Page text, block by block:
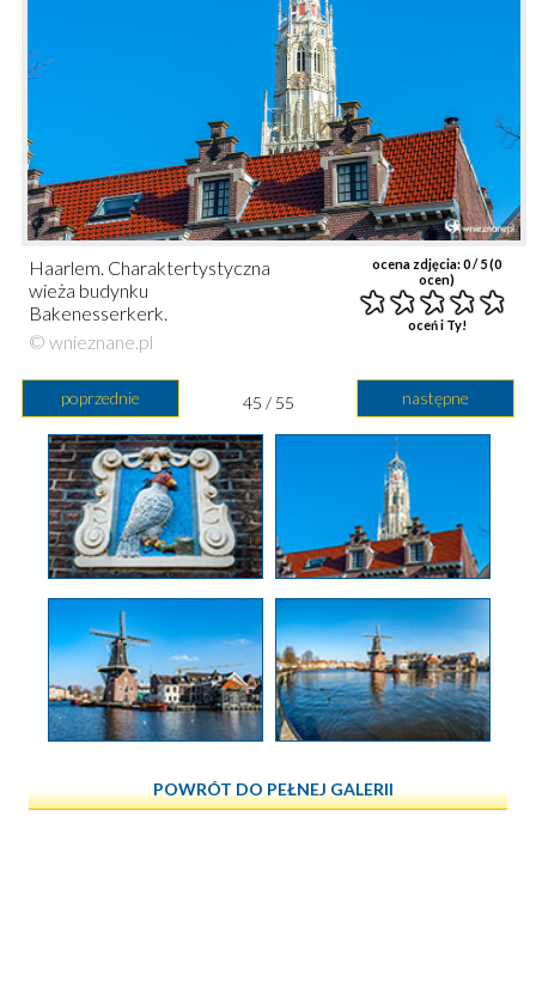
ocena zdjęcia:0/ 5 (0
ocen)
oceń i Ty!
Haarlem. Charaktertystyczna
wieża budynku
Bakenesserkerk.
© wnieznane.pl
poprzednie następne
45 / 55
POWRÓT DO PEŁNEJ GALERII